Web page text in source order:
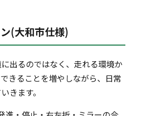
(大和市仕様)
出るのではなく、走れる環境か
きることを増やしながら、日常
きます。